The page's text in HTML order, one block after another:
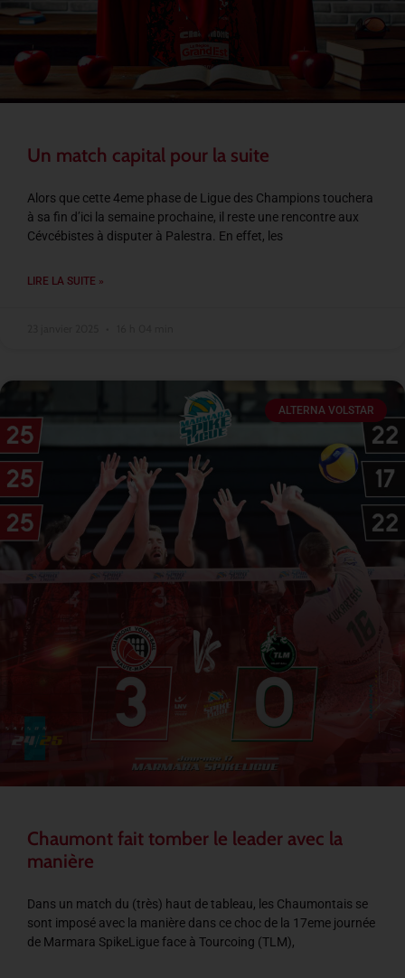
Un match capital pour la suite
Alors que cette 4eme phase de Ligue des Champions touchera
à sa fin d’ici la semaine prochaine, il reste une rencontre aux
Cévcébistes à disputer à Palestra. En effet, les
LIRE LA SUITE »
ALTERNA VOLSTAR
Chaumont fait tomber le leader avec la
manière
Dans un match du (très) haut de tableau, les Chaumontais se
sont imposé avec la manière dans ce choc de la 17eme journée
de Marmara SpikeLigue face à Tourcoing (TLM),